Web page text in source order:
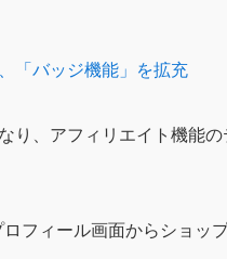
「バッジ機能」を拡充
り、アフィリエイト機能
フィール画面からショッ